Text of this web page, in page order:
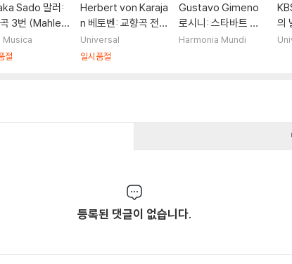
Sado 말러:
3번 (Mahler:
No. 3)
Musica
절
Herbert von Karaja
n 베토벤: 교향곡 전곡
집 - 카라얀 (Beetho
ven: Complete Sy
Universal
일시품절
Gustavo Gimeno
로시니: 스타바트 마
테르 - 구스타보 히메
Harmonia Mundi
의
기
등록된 댓글이 없습니다.